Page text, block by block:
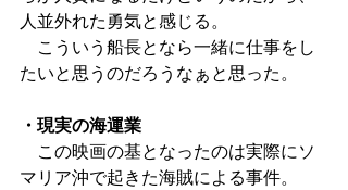
人並外れた勇気と感じる。
こういう船長となら一緒に仕事をし
たいと思うのだろうなぁと思った。
・現実の海運業
この映画の基となったのは実際にソ
マリア沖で起きた海賊による事件。